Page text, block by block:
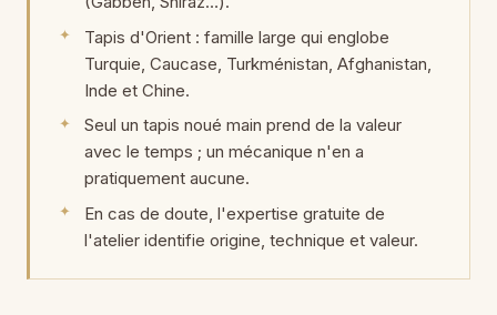
Tapis d'Orient : famille large qui englobe
Turquie, Caucase, Turkménistan, Afghanistan,
Inde et Chine.
Seul un tapis noué main prend de la valeur
avec le temps ; un mécanique n'en a
pratiquement aucune.
En cas de doute, l'expertise gratuite de
l'atelier identifie origine, technique et valeur.